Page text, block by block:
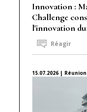
Innovation :
Challenge
l'innovation
Réagir
15.07.2026 | Réunion